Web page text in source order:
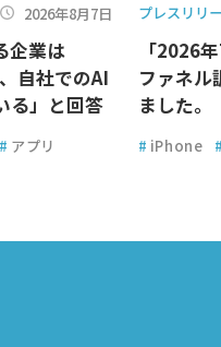
2026年8月7日
企業は
自社でのAI
る」と回答
# アプリ
プレスリリ
「2026
ファネル
ました。
# iPhone